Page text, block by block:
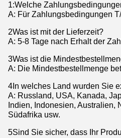
1:Welche
A: Für Zahlungsbedingungen
2Was ist mit der Lieferzeit?
A: 5-8 Tage nach Erhalt der
3Was ist die
A: Die Mindestbestellmenge
4In welches Land wurden Sie
A: Russland, USA, Kanada,
Indien, Indonesien, Australien,
Südafrika usw.
5Sind Sie sicher, dass Ihr